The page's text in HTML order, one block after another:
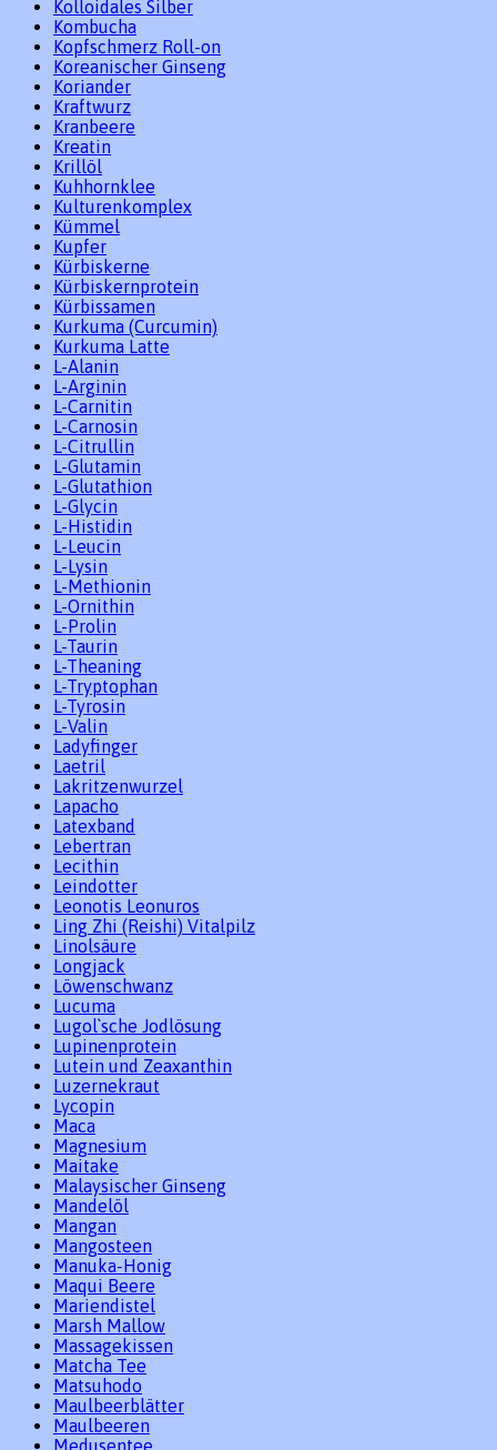
Kolloidales Silber
Kombucha
Kopfschmerz Roll-on
Koreanischer Ginseng
Koriander
Kraftwurz
Kranbeere
Kreatin
Krillöl
Kuhhornklee
Kulturenkomplex
Kümmel
Kupfer
Kürbiskerne
Kürbiskernprotein
Kürbissamen
Kurkuma (Curcumin)
Kurkuma Latte
L-Alanin
L-Arginin
L-Carnitin
L-Carnosin
L-Citrullin
L-Glutamin
L-Glutathion
L-Glycin
L-Histidin
L-Leucin
L-Lysin
L-Methionin
L-Ornithin
L-Prolin
L-Taurin
L-Theaning
L-Tryptophan
L-Tyrosin
L-Valin
Ladyfinger
Laetril
Lakritzenwurzel
Lapacho
Latexband
Lebertran
Lecithin
Leindotter
Leonotis Leonuros
Ling Zhi (Reishi) Vitalpilz
Linolsäure
Longjack
Löwenschwanz
Lucuma
Lugol`sche Jodlösung
Lupinenprotein
Lutein und Zeaxanthin
Luzernekraut
Lycopin
Maca
Magnesium
Maitake
Malaysischer Ginseng
Mandelöl
Mangan
Mangosteen
Manuka-Honig
Maqui Beere
Mariendistel
Marsh Mallow
Massagekissen
Matcha Tee
Matsuhodo
Maulbeerblätter
Maulbeeren
Medusentee